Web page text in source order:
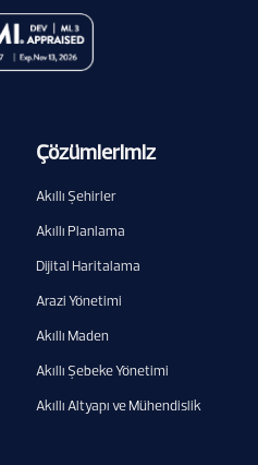
Çözümlerimiz
Akıllı Şehirler
Akıllı Planlama
Dijital Haritalama
Arazi Yönetimi
Akıllı Maden
Akıllı Şebeke Yönetimi
Akıllı Altyapı ve Mühendislik